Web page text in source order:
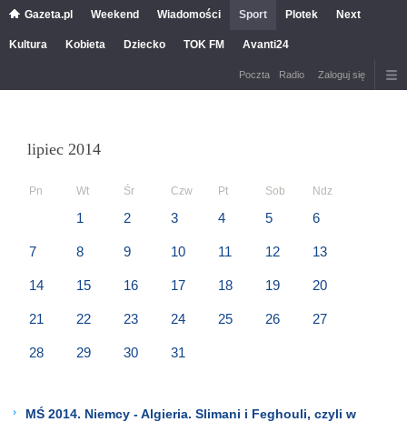
Gazeta.pl Weekend Wiadomości Sport Plotek Next
Kultura Kobieta Dziecko TOK FM Avanti24
Poczta Radio Zaloguj się
lipiec 2014
Pn Wt Śr Czw Pt Sob Ndz
1 2 3 4 5 6
7 8 9 10 11 12 13
14 15 16 17 18 19 20
21 22 23 24 25 26 27
28 29 30 31
MŚ 2014. Niemcy - Algieria. Slimani i Feghouli, czyli w